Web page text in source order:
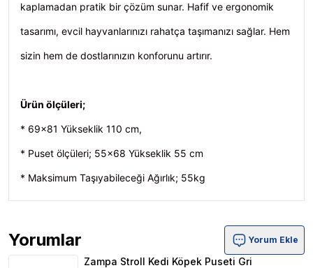
kaplamadan pratik bir çözüm sunar. Hafif ve ergonomik
tasarımı, evcil hayvanlarınızı rahatça taşımanızı sağlar. Hem
sizin hem de dostlarınızın konforunu artırır.
Ürün ölçüleri;
* 69x81 Yükseklik 110 cm,
* Puset ölçüleri; 55x68 Yükseklik 55 cm
* Maksimum Taşıyabileceği Ağırlık; 55kg
Yorumlar
Zampa Stroll Kedi Köpek Puseti Gri 69x81x110cm 55Kg
Yorum Ekle
Zampa Stroll Kedi Köpek Puseti Gri